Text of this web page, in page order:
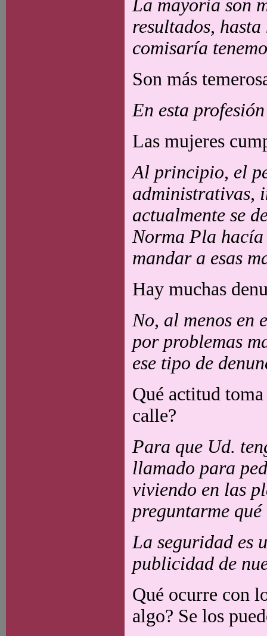
La mayoría son
resultados,
comisaría
Son más
En esta
Las mujeres
Al principio, el
administrativas,
actualmente se
Norma Pla hacía
mandar a esas
Hay muchas
No, al menos en
por problemas
ese tipo de
Qué actitud
calle?
Para que Ud.
llamado para
viviendo en las
preguntarme
La seguridad es
publicidad de
Qué ocurre con
algo? Se los